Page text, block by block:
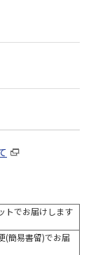
トでお届けします
(簡易書留)でお届